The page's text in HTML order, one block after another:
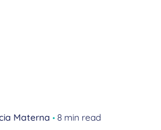
Materna 8 min read